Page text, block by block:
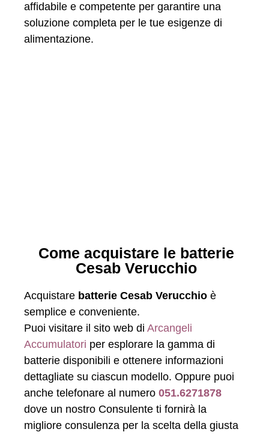
affidabile e competente per garantire una
soluzione completa per le tue esigenze di
alimentazione.
Come acquistare le batterie
Cesab Verucchio
Acquistare batterie Cesab Verucchio è
semplice e conveniente.
Puoi visitare il sito web di Arcangeli
Accumulatori per esplorare la gamma di
batterie disponibili e ottenere informazioni
dettagliate su ciascun modello. Oppure puoi
anche telefonare al numero 051.6271878
dove un nostro Consulente ti fornirà la
migliore consulenza per la scelta della giusta